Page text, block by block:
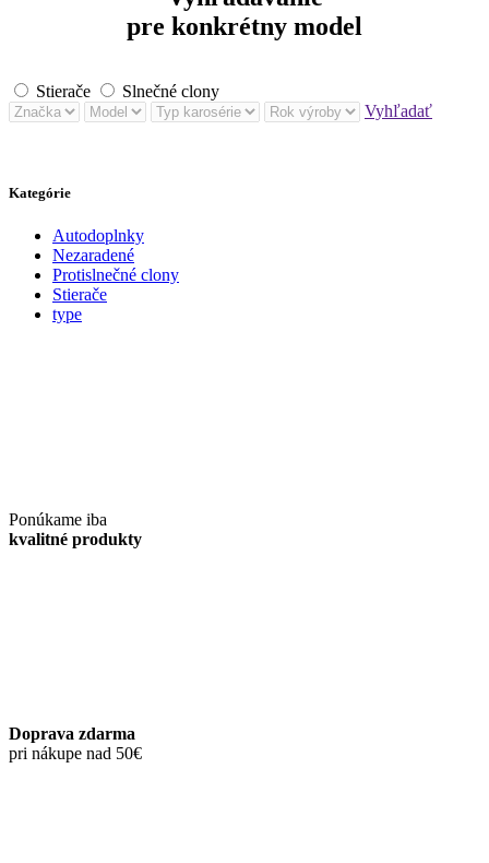
pre konkrétny model
Stierače
Slnečné clony
Vyhľadať
Kategórie
Autodoplnky
Nezaradené
Protislnečné clony
Stierače
type
Ponúkame iba
kvalitné produkty
Doprava zdarma
pri nákupe nad 50€